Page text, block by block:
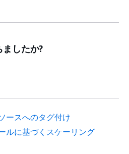
したか?
ースへのタグ付け
ルに基づくスケーリング